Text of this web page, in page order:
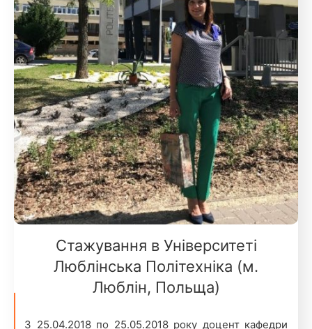
Стажування в Університеті
Люблінська Політехніка (м.
Люблін, Польща)
З 25.04.2018 по 25.05.2018 року доцент кафедри